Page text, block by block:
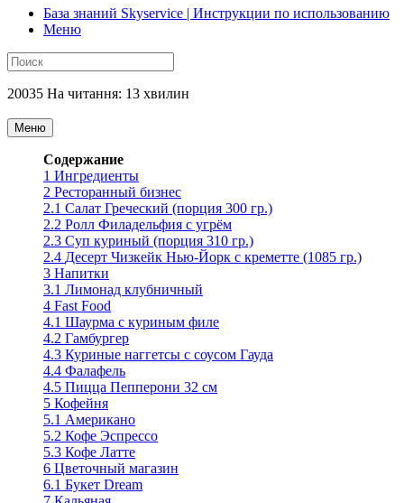
База знаний Skyservice | Инструкции по использованию
Меню
20035 На читання: 13 хвилин
Меню
Содержание
1 Ингредиенты
2 Ресторанный бизнес
2.1 Салат Греческий (порция 300 гр.)
2.2 Ролл Филадельфия с угрём
2.3 Суп куриный (порция 310 гр.)
2.4 Десерт Чизкейк Нью-Йорк с креметте (1085 гр.)
3 Напитки
3.1 Лимонад клубничный
4 Fast Food
4.1 Шаурма с куриным филе
4.2 Гамбургер
4.3 Куриные наггетсы с соусом Гауда
4.4 Фалафель
4.5 Пицца Пепперони 32 см
5 Кофейня
5.1 Американо
5.2 Кофе Эспрессо
5.3 Кофе Латте
6 Цветочный магазин
6.1 Букет Dream